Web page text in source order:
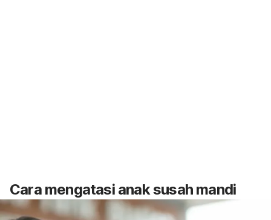
Cara mengatasi anak susah mandi